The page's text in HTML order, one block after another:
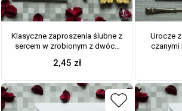
Klasyczne zaproszenia ślubne z
sercem w zrobionym z dwóch
w kolorze różowym i niebieskim.
2,45 zł
Urocze
czanymi